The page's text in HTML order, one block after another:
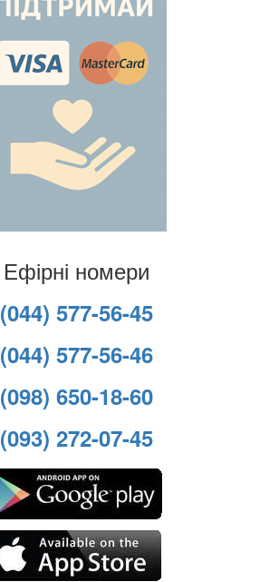
Ефірні номери
(044) 577-56-45
(044) 577-56-46
(098) 650-18-60
(093) 272-07-45